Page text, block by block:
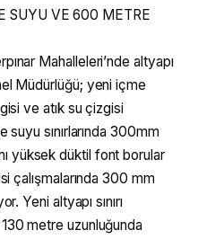
SUYU VE 600 METRE
Mahalleleri’nde altyapı
Müdürlüğü; yeni içme
ve atık su çizgisi
sınırlarında 300mm
yüksek düktil font borular
çalışmalarında 300 mm
Yeni altyapı sınırı
metre uzunluğunda